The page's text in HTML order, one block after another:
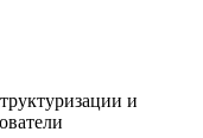
и